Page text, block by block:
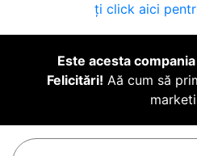
ți click aici
Este acesta
Felicitări! Aă cum să